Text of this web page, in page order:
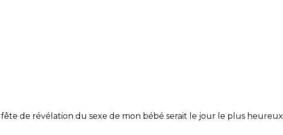
fête de révélation du sexe de mon bébé serait le jour le plus heureux